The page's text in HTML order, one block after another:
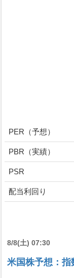
PER（予想）
PBR（実績）
PSR
配当利回り
8/8(土) 07:30
米国株予想：